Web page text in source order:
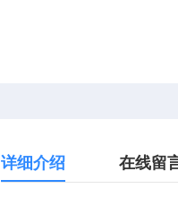
详细介绍 在线留